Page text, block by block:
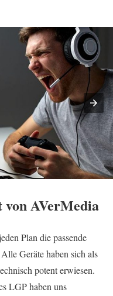
von AVerMedia
Plan die passende
Geräte haben sich als
potent erwiesen.
LGP haben uns